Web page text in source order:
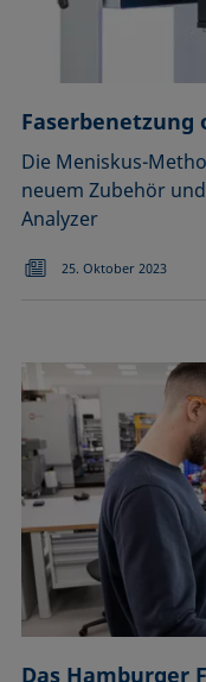
Faserbenetzung
Die Meniskus-
neuem Zubehör
Analyzer
25. Oktober 2023
Das Hamburger